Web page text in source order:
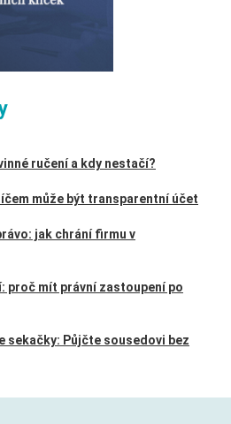
ručení a kdy nestačí?
může být transparentní účet
jak chrání firmu v
proč mít právní zastoupení po
sekačky: Půjčte sousedovi bez